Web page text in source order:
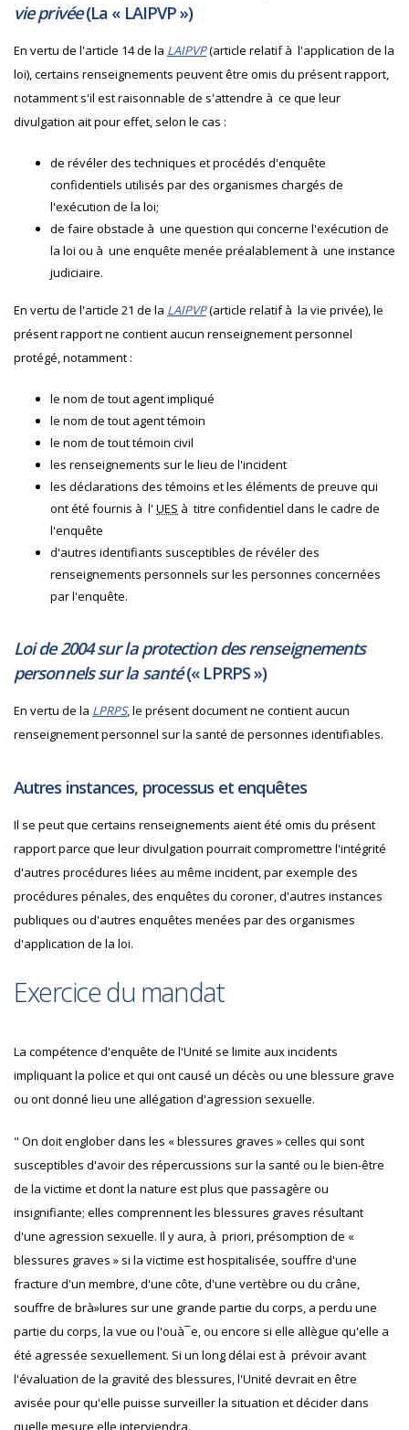
vie privée(La « LAIPVP»)
En vertu de l'article 14 de la LAIPVP(article relatif à l'application de la
loi), certains renseignements peuvent être omis du présent rapport,
notamment s'il est raisonnable de s'attendre à ce que leur
divulgation ait pour effet, selon le cas :
de révéler des techniques et procédés d'enquête
confidentiels utilisés par des organismes chargés de
l'exécution de la loi;
de faire obstacle à une question qui concerne l'exécution de
la loi ou à une enquête menée préalablement à une instance
judiciaire.
En vertu de l'article 21 de la LAIPVP(article relatif à la vie privée), le
présent rapport ne contient aucun renseignement personnel
protégé, notamment :
le nom de tout agent impliqué
le nom de tout agent témoin
le nom de tout témoin civil
les renseignements sur le lieu de l'incident
les déclarations des témoins et les éléments de preuve qui
ont été fournis à l' UES à titre confidentiel dans le cadre de
l'enquête
d'autres identifiants susceptibles de révéler des
renseignements personnels sur les personnes concernées
par l'enquête.
Loi de 2004 sur la protection des renseignements
personnels sur la santé(« LPRPS»)
En vertu de la LPRPS, le présent document ne contient aucun
renseignement personnel sur la santé de personnes identifiables.
Autres instances, processus et enquêtes
Il se peut que certains renseignements aient été omis du présent
rapport parce que leur divulgation pourrait compromettre l'intégrité
d'autres procédures liées au même incident, par exemple des
procédures pénales, des enquêtes du coroner, d'autres instances
publiques ou d'autres enquêtes menées par des organismes
d'application de la loi.
Exercice du mandat
La compétence d'enquête de l'Unité se limite aux incidents
impliquant la police et qui ont causé un décès ou une blessure grave
ou ont donné lieu une allégation d'agression sexuelle.
" On doit englober dans les « blessures graves » celles qui sont
susceptibles d'avoir des répercussions sur la santé ou le bien-être
de la victime et dont la nature est plus que passagère ou
insignifiante; elles comprennent les blessures graves résultant
d'une agression sexuelle. Il y aura, à priori, présomption de «
blessures graves » si la victime est hospitalisée, souffre d'une
fracture d'un membre, d'une côte, d'une vertèbre ou du crâne,
souffre de brà»lures sur une grande partie du corps, a perdu une
partie du corps, la vue ou l'ouà¯e, ou encore si elle allègue qu'elle a
été agressée sexuellement. Si un long délai est à prévoir avant
l'évaluation de la gravité des blessures, l'Unité devrait en être
avisée pour qu'elle puisse surveiller la situation et décider dans
quelle mesure elle interviendra.